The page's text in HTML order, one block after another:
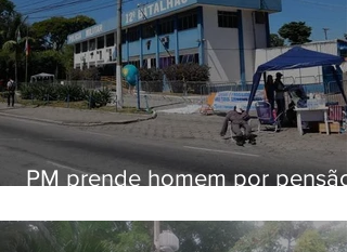
PM prende homem por pensão